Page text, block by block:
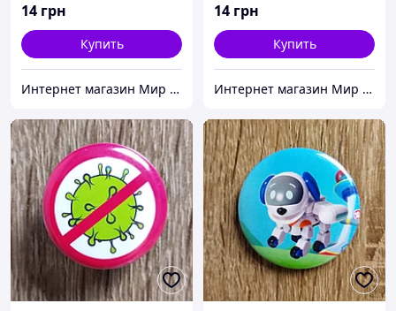
14 грн
Купить
Интернет магазин Мир стендов. Товары из Украины
14 грн
Купить
Интернет магазин Мир стендов. Товары из Украины